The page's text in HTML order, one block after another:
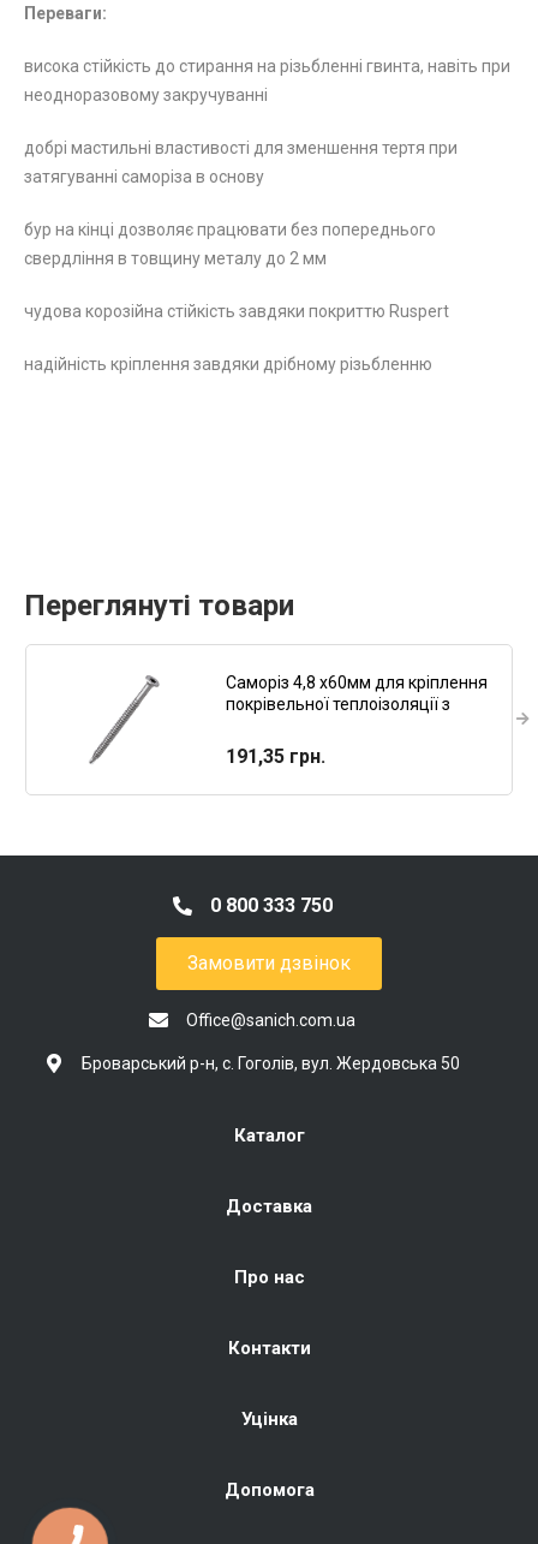
Переваги:
висока стійкість до стирання на різьбленні гвинта, навіть при
неодноразовому закручуванні
добрі мастильні властивості для зменшення тертя при
затягуванні саморіза в основу
бур на кінці дозволяє працювати без попереднього
свердління в товщину металу до 2 мм
чудова корозійна стійкість завдяки покриттю Ruspert
надійність кріплення завдяки дрібному різьбленню
Переглянуті товари
Саморіз 4,8 х60мм для кріплення
покрівельної теплоізоляції з
Ruspert 100шт Redmark
191,35 грн.
0 800 333 750
Замовити дзвінок
Office@sanich.com.ua
Броварський р-н, с. Гоголів, вул. Жердовська 50
Каталог
Доставка
Про нас
Контакти
Уцінка
Допомога